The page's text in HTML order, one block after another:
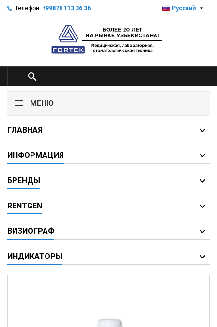
Телефон: +99878 113 36 36 Русский 

МЕНЮ
ГЛАВНАЯ
ИНФОРМАЦИЯ
БРЕНДЫ
RENTGEN
ВИЗИОГРАФ
ИНДИКАТОРЫ